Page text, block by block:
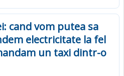
cand vom putea sa
electricitate la fel
un taxi dintr-o